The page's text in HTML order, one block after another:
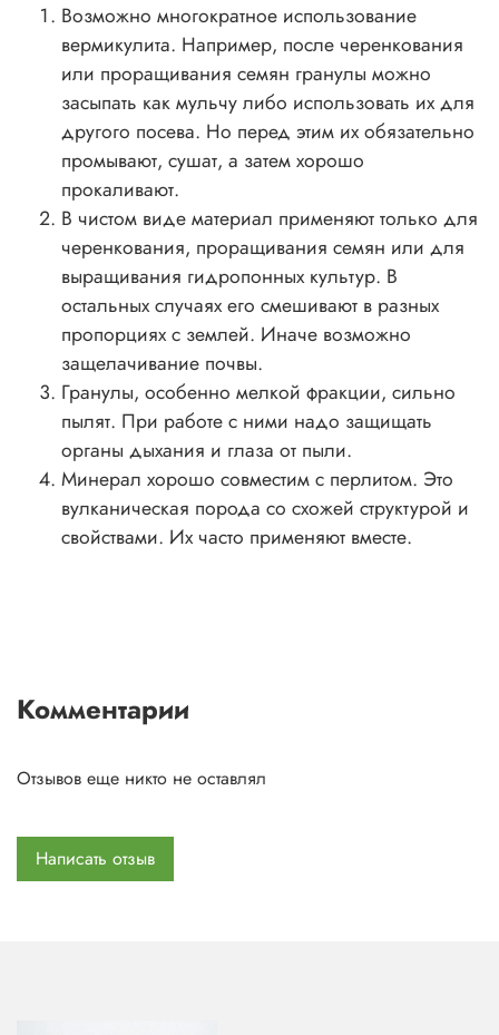
Возможно многократное использование
вермикулита. Например, после черенкования
или проращивания семян гранулы можно
засыпать как мульчу либо использовать их для
другого посева. Но перед этим их обязательно
промывают, сушат, а затем хорошо
прокаливают.
В чистом виде материал применяют только для
черенкования, проращивания семян или для
выращивания гидропонных культур. В
остальных случаях его смешивают в разных
пропорциях с землей. Иначе возможно
защелачивание почвы.
Гранулы, особенно мелкой фракции, сильно
пылят. При работе с ними надо защищать
органы дыхания и глаза от пыли.
Минерал хорошо совместим с перлитом. Это
вулканическая порода со схожей структурой и
свойствами. Их часто применяют вместе.
Комментарии
Отзывов еще никто не оставлял
Написать отзыв